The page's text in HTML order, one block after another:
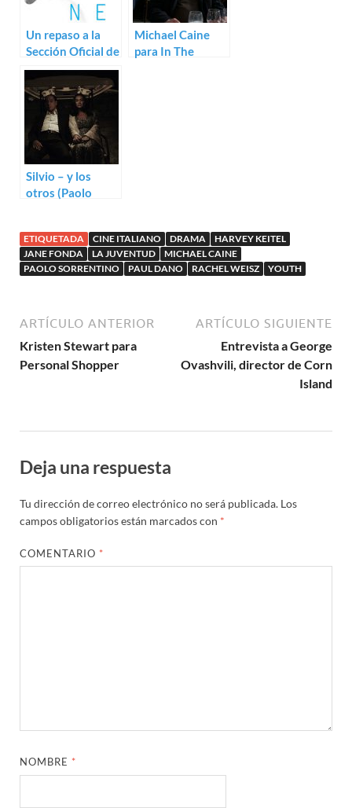
Un repaso a la
Sección Oficial de
Cannes 2015
Michael Caine
para In The
Silvio – y los
otros (Paolo
ETIQUETADA CINE ITALIANO DRAMA
HARVEY KEITEL
JANE FONDA
LA JUVENTUD
MICHAEL CAINE
PAOLO SORRENTINO
PAUL DANO RACHEL WEISZ YOUTH
ARTÍCULO ANTERIOR
Kristen Stewart para
Personal Shopper
ARTÍCULO SIGUIENTE
Entrevista a George
Ovashvili, director de Corn
Island
Deja una respuesta
Tu dirección de correo electrónico no será publicada. Los
campos obligatorios están marcados con *
COMENTARIO *
NOMBRE *